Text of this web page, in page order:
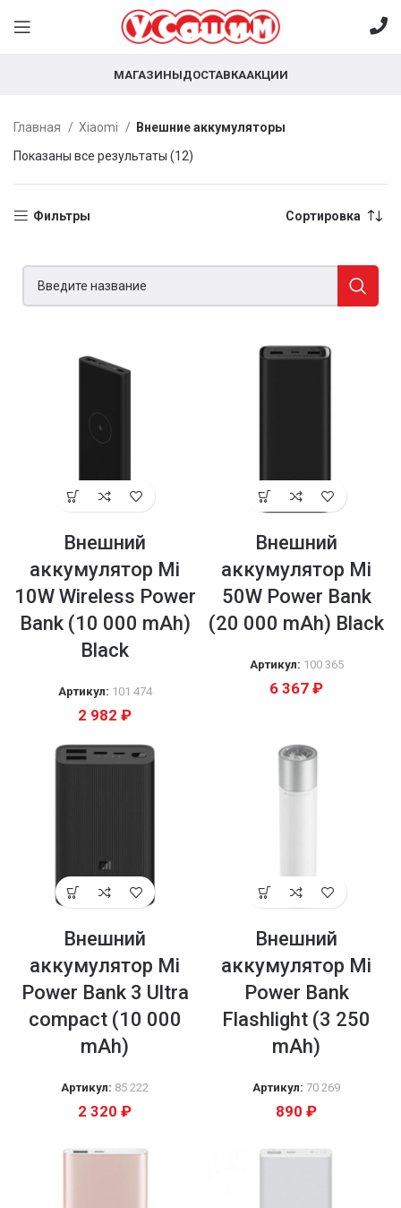
МАГАЗИНЫДОСТАВКААКЦИИ
Главная Xiaomi
Внешние аккумуляторы
Показаны все результаты (12)
Фильтры Сортировка
Внешний
аккумулятор Mi
10W Wireless Power
Bank (10 000 mAh)
Black
Артикул: 101 474
2 982 ₽
Внешний
аккумулятор Mi
50W Power Bank
(20 000 mAh) Black
Артикул: 100 365
6 367 ₽
Внешний
аккумулятор Mi
Power Bank 3 Ultra
compact (10 000
mAh)
Артикул: 85 222
2 320 ₽
Внешний
аккумулятор Mi
Power Bank
Flashlight (3 250
mAh)
Артикул: 70 269
890 ₽